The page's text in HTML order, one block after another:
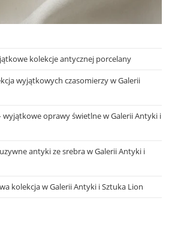
kolekcje antycznej porcelany
wyjątkowych czasomierzy w Galerii
wyjątkowe oprawy świetlne w Galerii Antyki i
antyki ze srebra w Galerii Antyki i
kolekcja w Galerii Antyki i Sztuka Lion